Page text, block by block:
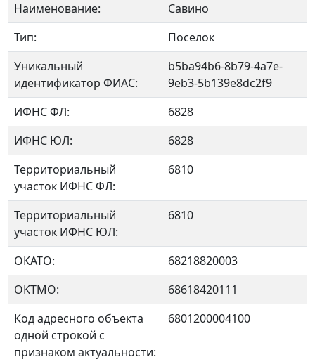
Наименование:
Савино
Тип:
Поселок
Уникальный
идентификатор ФИАС:
b5ba94b6-8b79-4a7e-
9eb3-5b139e8dc2f9
ИФНС ФЛ:
6828
ИФНС ЮЛ:
6828
Территориальный
участок ИФНС ФЛ:
6810
Территориальный
участок ИФНС ЮЛ:
6810
ОКАТО:
68218820003
OKTMO:
68618420111
Код адресного объекта
одной строкой с
признаком актуальности:
6801200004100